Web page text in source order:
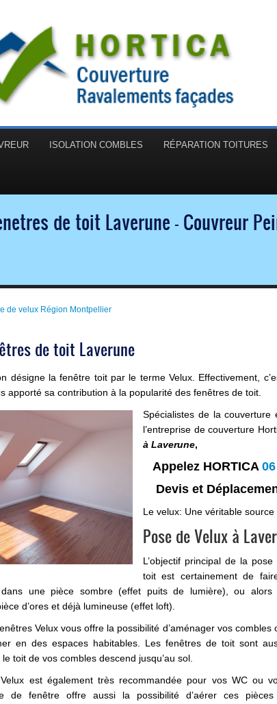
ISOLATION COMBLES RÉPARATION TOITURES
de toit Laverune - Couvreur
de velux Région Montpellier
de toit Laverune
désigne la fenêtre toit par le terme Velux. Effectivement,
apporté sa contribution à la popularité des fenêtres de toit.
Spécialistes de la couverture
l’entreprise de couverture
à Laverune,
Appelez HORTICA
Devis et
Le velux: Une véritable
Pose de Velux à
L’objectif principal de la
toit est certainement de
une pièce sombre (effet puits de lumière), ou alors
d’ores et déjà lumineuse (effet loft).
Velux vous offre la possibilité d’aménager vos
en des espaces habitables. Les fenêtres de toit sont
toit de vos combles descend jusqu’au sol.
Velux est également très recommandée pour vos WC ou
de fenêtre offre aussi la possibilité d’aérer ces pièces